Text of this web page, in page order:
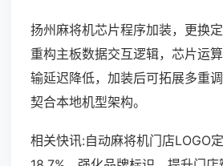
扬州麻将机芯片程序加装，更换定
重构主板数据交互逻辑，芯片运
输延迟降低，加装后可拓展多重
契合本地机型架构。
相关快讯:自动麻将机门店LOGO